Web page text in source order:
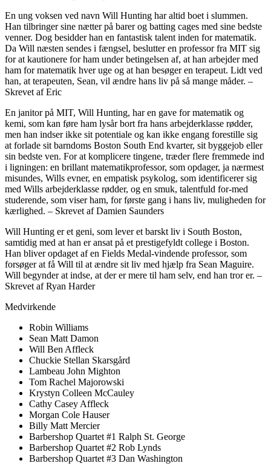
En ung voksen ved navn Will Hunting har altid boet i slummen.
Han tilbringer sine nætter på barer og batting cages med sine bedste
venner. Dog besidder han en fantastisk talent inden for matematik.
Da Will næsten sendes i fængsel, beslutter en professor fra MIT sig
for at kautionere for ham under betingelsen af, at han arbejder med
ham for matematik hver uge og at han besøger en terapeut. Lidt ved
han, at terapeuten, Sean, vil ændre hans liv på så mange måder. –
Skrevet af Eric
En janitor på MIT, Will Hunting, har en gave for matematik og
kemi, som kan føre ham lysår bort fra hans arbejderklasse rødder,
men han indser ikke sit potentiale og kan ikke engang forestille sig
at forlade sit barndoms Boston South End kvarter, sit byggejob eller
sin bedste ven. For at komplicere tingene, træder flere fremmede ind
i ligningen: en brillant matematikprofessor, som opdager, ja nærmest
misundes, Wills evner, en empatisk psykolog, som identificerer sig
med Wills arbejderklasse rødder, og en smuk, talentfuld for-med
studerende, som viser ham, for første gang i hans liv, muligheden for
kærlighed. – Skrevet af Damien Saunders
Will Hunting er et geni, som lever et barskt liv i South Boston,
samtidig med at han er ansat på et prestigefyldt college i Boston.
Han bliver opdaget af en Fields Medal-vindende professor, som
forsøger at få Will til at ændre sit liv med hjælp fra Sean Maguire.
Will begynder at indse, at der er mere til ham selv, end han tror er. –
Skrevet af Ryan Harder
Medvirkende
Robin Williams
Sean Matt Damon
Will Ben Affleck
Chuckie Stellan Skarsgård
Lambeau John Mighton
Tom Rachel Majorowski
Krystyn Colleen McCauley
Cathy Casey Affleck
Morgan Cole Hauser
Billy Matt Mercier
Barbershop Quartet #1 Ralph St. George
Barbershop Quartet #2 Rob Lynds
Barbershop Quartet #3 Dan Washington